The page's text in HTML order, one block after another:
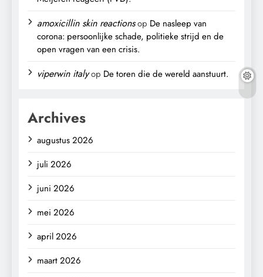
amoxicillin skin reactionsop De nasleep van
corona: persoonlijke schade, politieke strijd en de
open vragen van een crisis.
viperwin italyop De toren die de wereld aanstuurt.
Archives
augustus 2026
juli 2026
juni 2026
mei 2026
april 2026
maart 2026